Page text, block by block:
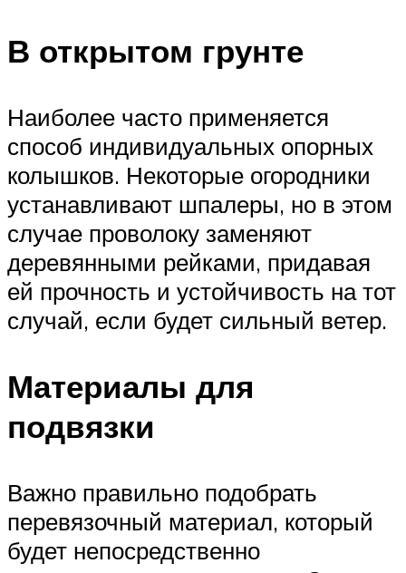
В открытом грунте
Наиболее часто применяется
способ индивидуальных опорных
колышков. Некоторые огородники
устанавливают шпалеры, но в этом
случае проволоку заменяют
деревянными рейками, придавая
ей прочность и устойчивость на тот
случай, если будет сильный ветер.
Материалы для
подвязки
Важно правильно подобрать
перевязочный материал, который
будет непосредственно